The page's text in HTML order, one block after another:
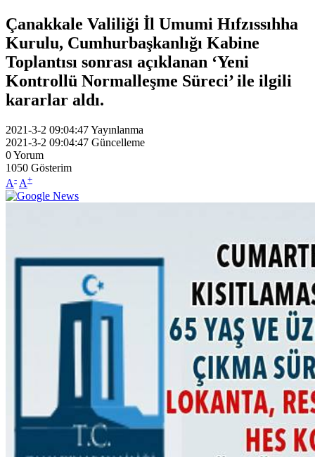
Çanakkale Valiliği İl Umumi Hıfzıssıhha
Kurulu, Cumhurbaşkanlığı Kabine
Toplantısı sonrası açıklanan ‘Yeni
Kontrollü Normalleşme Süreci’ ile ilgili
kararlar aldı.
2021-3-2 09:04:47Yayınlanma
2021-3-2 09:04:47 Güncelleme
0Yorum
1050 Gösterim
A- A+